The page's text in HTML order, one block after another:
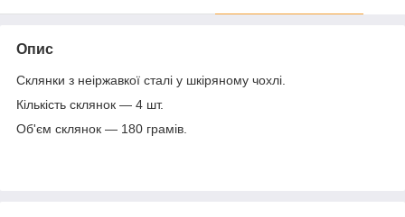
Опис
Склянки з неіржавкої сталі у шкіряному чохлі.
Кількість склянок — 4 шт.
Об'єм склянок — 180 грамів.